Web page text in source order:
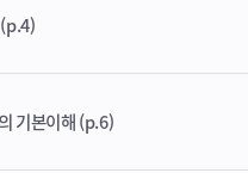
기본이해 (p.6)